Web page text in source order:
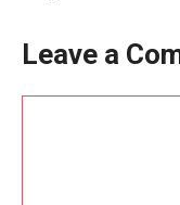
Leave a